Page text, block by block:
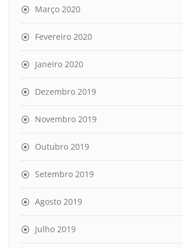
Março 2020
Fevereiro 2020
Janeiro 2020
Dezembro 2019
Novembro 2019
Outubro 2019
Setembro 2019
Agosto 2019
Julho 2019